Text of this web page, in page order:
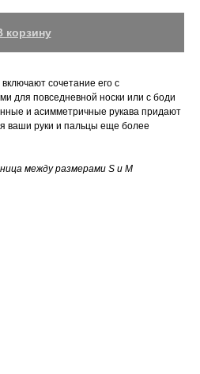
корзину
сочетание его с
для повседневной носки или с боди
и асимметричные рукава придают
ваши руки и пальцы еще более
между размерами S и M